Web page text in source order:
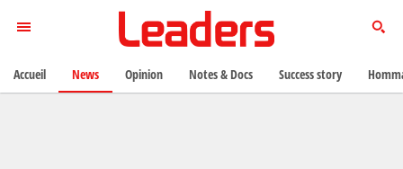
Accueil News Opinion Notes & Docs Success story